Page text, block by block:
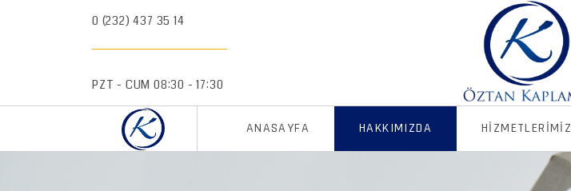
0 (232) 437 35 14
PZT - CUM 08:30 - 17:30
ANASAYFA HAKKIMIZDA HIZMETLERIMIZ